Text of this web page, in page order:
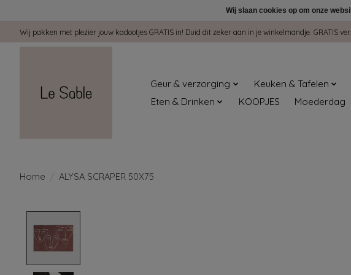
Wij pakken met plezier jouw kadootjes GRATIS in! Duid dit zeker aan in je winkelmandje. GRATIS
Geur & verzorging Keuken & Tafelen
Eten & Drinken
KOOPJES Moederdag
Home / ALYSA SCRAPER 50X75
Wij slaan cookies op om onze